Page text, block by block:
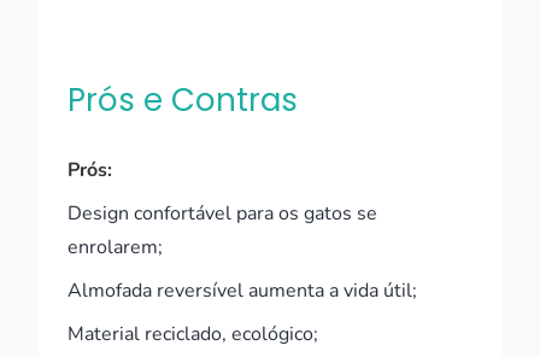
Prós e Contras
Prós:
Design confortável para os gatos se
enrolarem;
Almofada reversível aumenta a vida útil;
Material reciclado, ecológico;